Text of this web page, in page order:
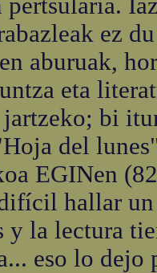
pertsularia.
ez
aburuak,
eta
jartzeko; bi
del
EGINen
hallar un
y la lectura
eso lo dejo